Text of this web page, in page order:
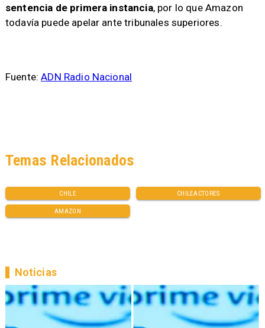
sentencia de primera instancia, por lo que Amazon
todavía puede apelar ante tribunales superiores.
Fuente:ADN Radio Nacional
CHILE CHILEACTORES
AMAZON
Temas Relacionados
Noticias